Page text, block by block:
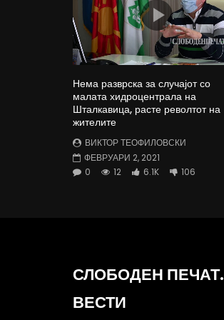
Нема разврска за случајот со
малата хидроцентрала на
Шталкавица, расте револтот на
жителите
ВИКТОР ТЕОФИЛОВСКИ
ФЕВРУАРИ 2, 2021
0
12 6.1K 106
СЛОБОДЕН ПЕЧАТ.
ВЕСТИ